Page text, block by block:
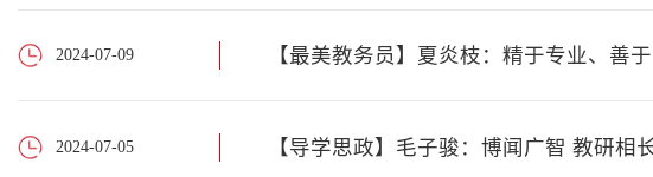
2024-07-09 【最美教务员】夏炎枝：精于专业、善
2024-07-05 【导学思政】毛子骏：博闻广智 教研相